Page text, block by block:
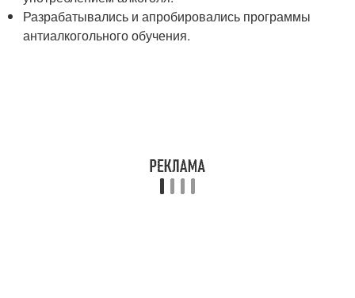
Разрабатывались и апробировались программы
антиалкогольного обучения.